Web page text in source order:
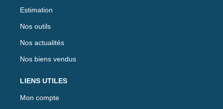
Estimation
Nos outils
Nos actualités
Nos biens vendus
LIENS UTILES
Mon compte